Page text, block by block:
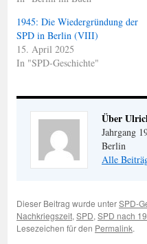
1945: Die Wiedergründung der
SPD in Berlin (VIII)
15. April 2025
In "SPD-Geschichte"
Über
Jahrgang
Berlin
Alle
Dieser Beitrag wurde unterSPD-
Nachkriegszeit, SPD, SPD nach
Lesezeichen für den Permalink.